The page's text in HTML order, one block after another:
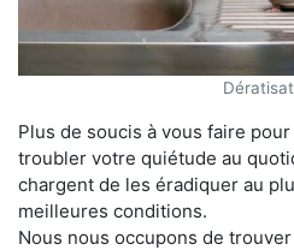
Plus de soucis à vous faire
troubler votre quiétude au
chargent de les éradiquer au
meilleures conditions.
Nous nous occupons de